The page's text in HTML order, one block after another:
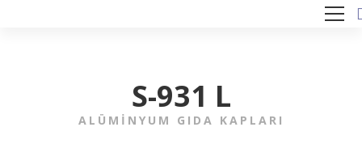
S-931 L
ALÜMINYUM GIDA KAPLARI